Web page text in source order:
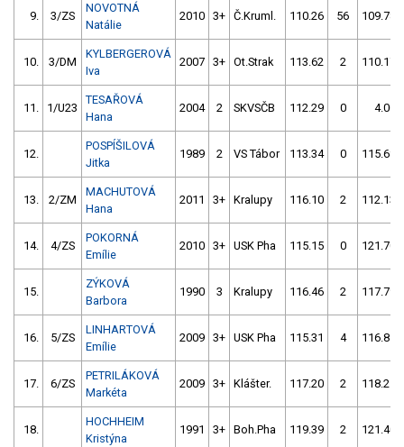
9. 3/ZS
NOVOTNÁ
Natálie
2010 3+ Č.Kruml. 110.26 56 109.78
10. 3/DM
KYLBERGEROVÁ
Iva
2007 3+ Ot.Strak 113.62 2 110.17
11. 1/U23
TESAŘOVÁ
Hana
2004 2 SKVSČB 112.29 0 4.00
12.
POSPÍŠILOVÁ
Jitka
1989 2 VS Tábor 113.34 0 115.68
13. 2/ZM
MACHUTOVÁ
Hana
2011 3+ Kralupy 116.10 2 112.13
14. 4/ZS
POKORNÁ
Emílie
2010 3+ USK Pha 115.15 0 121.70
15.
ZÝKOVÁ
Barbora
1990 3 Kralupy 116.46 2 117.79
16. 5/ZS
LINHARTOVÁ
Emílie
2009 3+ USK Pha 115.31 4 116.81
17. 6/ZS
PETRILÁKOVÁ
Markéta
2009 3+ Klášter. 117.20 2 118.21
18.
HOCHHEIM
Kristýna
1991 3+ Boh.Pha 119.39 2 121.40